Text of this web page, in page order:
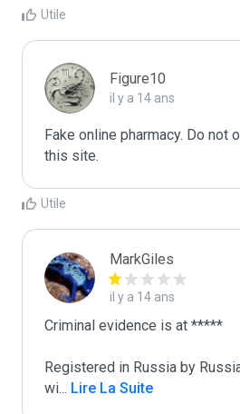
Utile
Figure10
il y a 14 ans
Fake online pharmacy. Do not
this site.
Utile
MarkGiles
il y a 14 ans
Criminal evidence is at *****
Registered in Russia by
wi... Lire La Suite